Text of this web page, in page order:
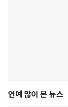
연예 많이 본 뉴스